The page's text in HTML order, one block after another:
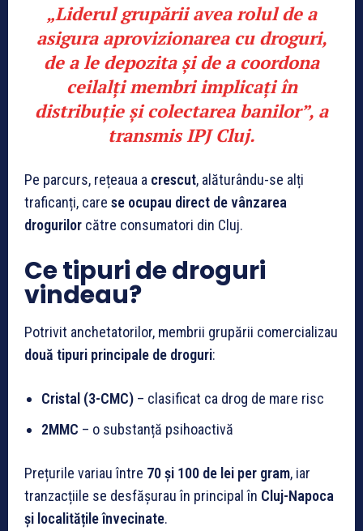
„Liderul grupării avea rolul de a
asigura aprovizionarea cu droguri,
de a le depozita și de a coordona
ceilalți membri implicați în
distribuție și colectarea banilor”, a
transmis IPJ Cluj.
Pe parcurs, rețeaua a crescut, alăturându-se alți
traficanți, care se ocupau direct de vânzarea
drogurilor către consumatori din Cluj.
Ce tipuri de droguri
vindeau?
Potrivit anchetatorilor, membrii grupării comercializau
două tipuri principale de droguri:
Cristal (3-CMC) – clasificat ca drog de mare risc
2MMC – o substanță psihoactivă
Prețurile variau între 70 și 100 de lei per gram, iar
tranzacțiile se desfășurau în principal în Cluj-Napoca
și localitățile învecinate.